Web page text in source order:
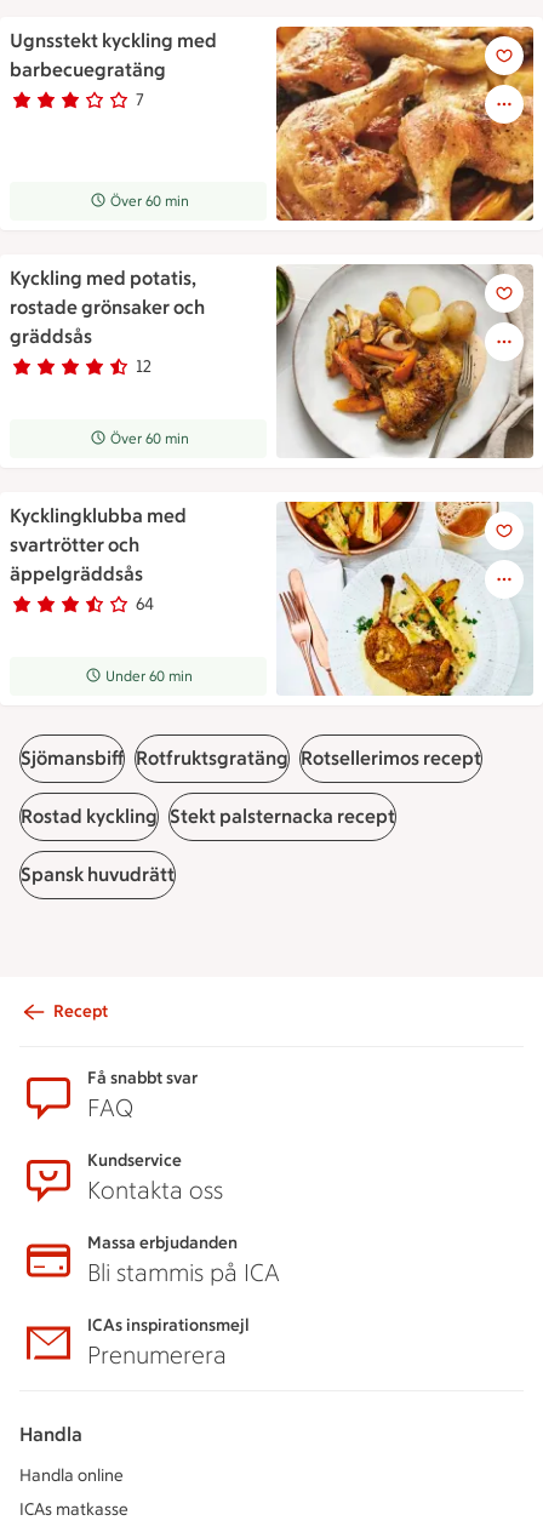
Ugnsstekt kyckling med
barbecuegratäng
Betyg 3 av 5.
7
7 personer har röstat
Receptet tar Över 60 min att tillaga
Över 60 min
Ugnsstekt kyckling med
Kyckling med potatis,
rostade grönsaker och
gräddsås
Betyg 4.6 av 5. 12
12 personer har röstat
Receptet tar Över 60 min att tillaga
Över 60 min
Kyckling med potatis,
Kycklingklubba med
svartrötter och
äppelgräddsås
Betyg 3.4 av 5. 64
64 personer har röstat
Receptet tar Under 60 min att tillaga
Under 60 min
Kycklingklubba med
Sjömansbiff Rotfruktsgratäng Rotsellerimos recept
Rostad kyckling Stekt palsternacka recept
Spansk huvudrätt
Recept
Få snabbt svar
FAQ
Kundservice
Kontakta oss
Massa erbjudanden
Bli stammis på ICA
ICAs inspirationsmejl
Prenumerera
Handla
Handla online
ICAs matkasse